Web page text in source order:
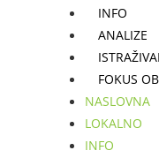
INFO
ANALIZE
FOKUS
NASLOVNA
LOKALNO
INFO